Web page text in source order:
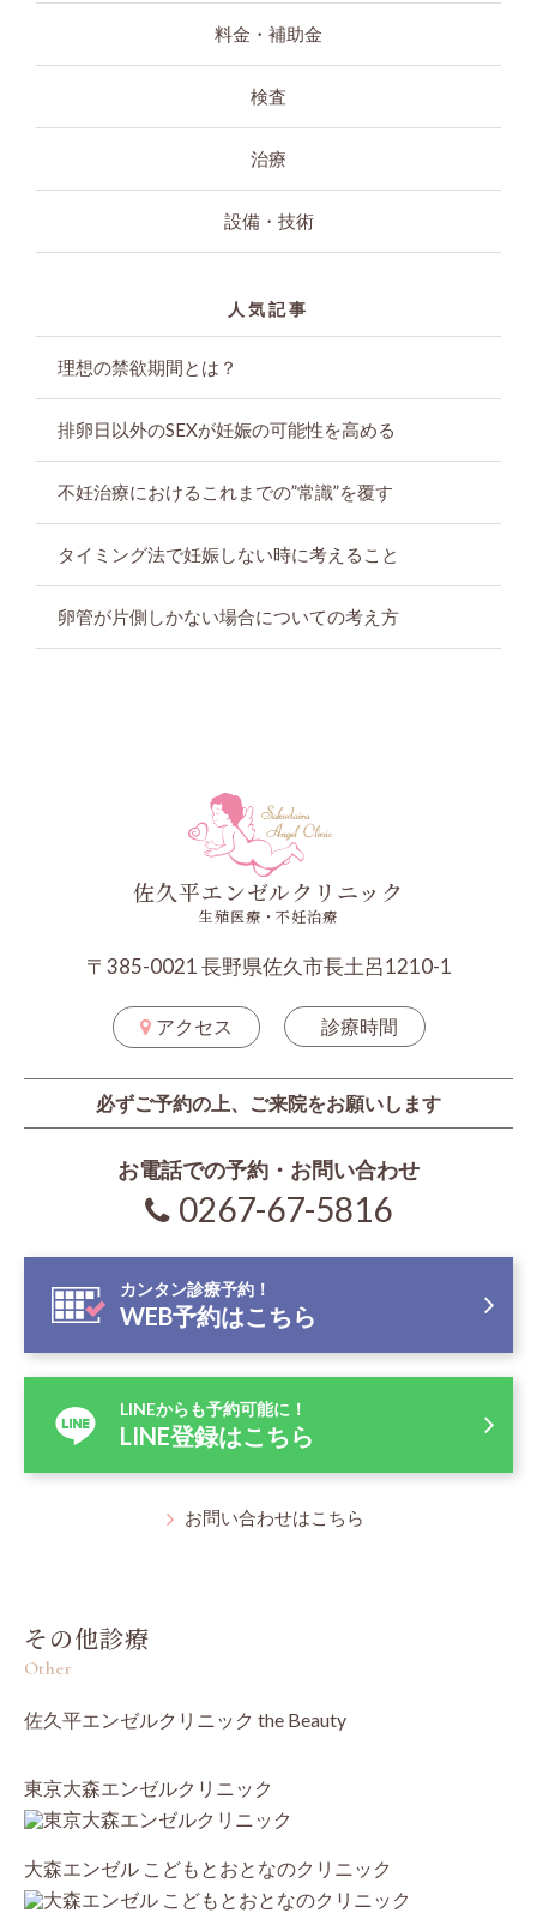
料金・補助金
検査
治療
設備・技術
人気記事
理想の禁欲期間とは？
排卵日以外のSEXが妊娠の可能性を高める
不妊治療におけるこれまでの”常識”を覆す
タイミング法で妊娠しない時に考えること
卵管が片側しかない場合についての考え方
佐久平エンゼルクリニック
生殖医療・不妊治療
〒385-0021 長野県佐久市長土呂1210-1
アクセス 診療時間
必ずご予約の上、ご来院をお願いします
お電話での予約・お問い合わせ
0267-67-5816
カンタン診療予約！
WEB予約はこちら
LINEからも予約可能に！
LINE登録はこちら
お問い合わせはこちら
その他診療
Other
佐久平エンゼルクリニック the Beauty
東京大森エンゼルクリニック
大森エンゼル こどもとおとなのクリニック